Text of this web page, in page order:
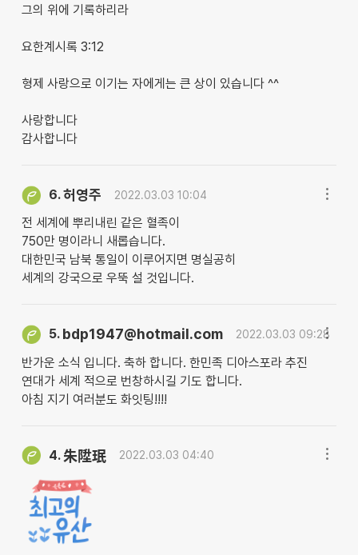
그의 위에 기록하리라
요한계시록 3:12
형제 사랑으로 이기는 자에게는 큰 상이 있습니다 ^^
사랑합니다
감사합니다
6.허영주 2022.03.03 10:04
전 세계에 뿌리내린 같은 혈족이
750만 명이라니 새롭습니다.
대한민국 남북 통일이 이루어지면 명실공히
세계의 강국으로 우뚝 설 것입니다.
5. bdp1947@hotmail.com 2022.03.03 09:28
반가운 소식 입니다. 축하 합니다. 한민족 디아스포라 추진
연대가 세계 적으로 번창하시길 기도 합니다.
아침 지기 여러분도 화잇팅!!!!
4.朱陞珉 2022.03.03 04:40